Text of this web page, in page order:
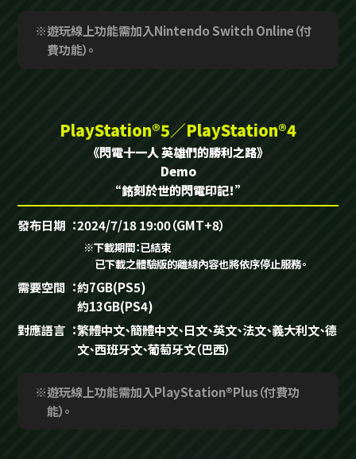
※遊玩線上功能需加入Nintendo Switch Online（付
費功能）。
PlayStation®5／PlayStation®4
《閃電十一人 英雄們的勝利之路》
Demo
“銘刻於世的閃電印記！”
發布日期 2024/7/18 19:00（GMT+8）
※下載期間：已結束
已下載之體驗版的離線內容也將依序停止服務。
需要空間
約7GB(PS5)
約13GB(PS4)
對應語言
繁體中文、簡體中文、日文、英文、法文、義大利文、德
文、西班牙文、葡萄牙文（巴西）
※遊玩線上功能需加入PlayStation®Plus（付費功
能）。